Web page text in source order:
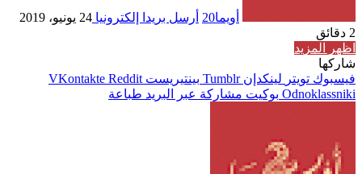
أويما20 أرسل بريدا إلكترونيا 24 يونيو، 2019
2 دقائق
اظهر المزيد
شاركها
فيسبوك تويتر لينكدإن بينتيريست
Odnoklassniki بوكيت مشاركة عبر البريد طباعة